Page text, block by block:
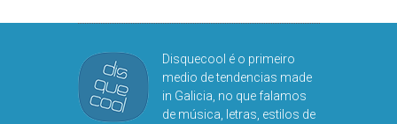
ARNALDS
Disquecool é o primeiro
medio de tendencias made
in Galicia, no que falamos
de música, letras, estilos de